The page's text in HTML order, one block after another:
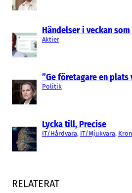
Händelser i veckan
Aktier
”Ge företagare en
Politik
Lycka till, Precise
IT/Hårdvara, IT/Mjukvara,
RELATERAT